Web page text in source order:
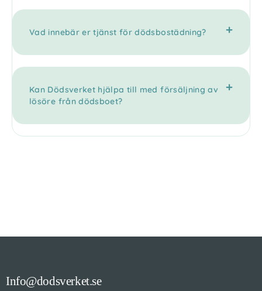
Vad innebär er tjänst för dödsbostädning?
Kan Dödsverket hjälpa till med försäljning av
lösöre från dödsboet?
Info@dodsverket.se